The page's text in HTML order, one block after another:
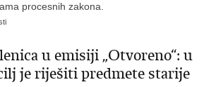
procesnih zakona.
u emisiji „Otvoreno“: u
je riješiti predmete starije